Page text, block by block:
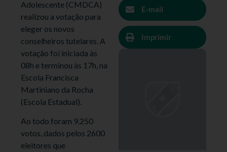
Adolescente (CMDCA)
realizou a votação para
eleger os novos
conselheiros tutelares. A
votação foi iniciada às
08h e terminou às 17h, na
Escola Francisca
Martiniano da Rocha
(Escola Estadual).
Ao todo foram 9.250
votos, dados pelos 2600
eleitores que
E-mail
Imprimir